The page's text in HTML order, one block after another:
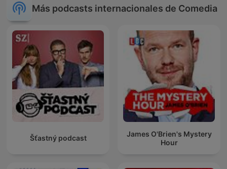
Más podcasts internacionales de Comedia
Šťastný podcast
James O'Brien's Mystery
Hour